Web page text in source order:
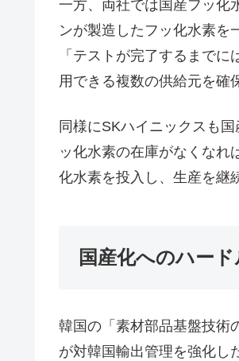
一方、両社では国産フッ化
ンが製造したフッ化水素を
「テストが完了するまで
用できる複数の供給元を確
同様にSKハイニックスも
ッ化水素の在庫がなくなれ
化水素を投入し、生産を継
国産化へのハード
韓国の「素材部品基盤技術
が対韓国輸出管理を強化し